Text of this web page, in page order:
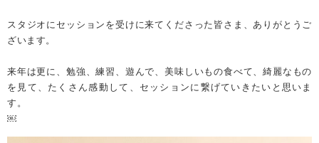
スタジオにセッションを受けに来てくださった皆さま、ありがとうご
ざいます。
来年は更に、勉強、練習、遊んで、美味しいもの食べて、綺麗なもの
を見て、たくさん感動して、セッションに繋げていきたいと思いま
す。
￼